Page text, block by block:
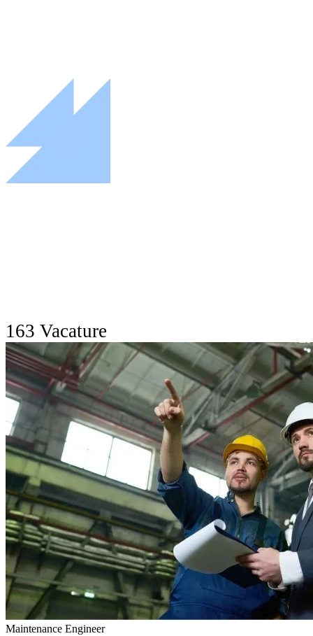
163 Vacature
Maintenance Engineer